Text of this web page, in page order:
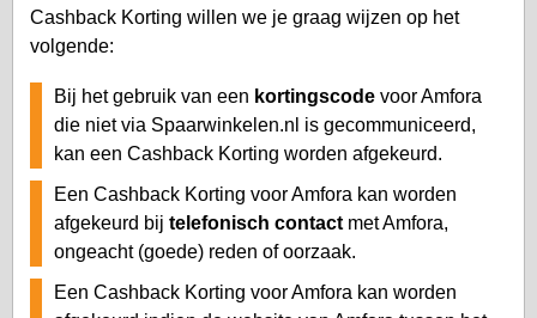
Cashback Korting willen we je graag wijzen op het
volgende:
Bij het gebruik van een kortingscode voor Amfora
die niet via Spaarwinkelen.nl is gecommuniceerd,
kan een Cashback Korting worden afgekeurd.
Een Cashback Korting voor Amfora kan worden
afgekeurd bij telefonisch contact met Amfora,
ongeacht (goede) reden of oorzaak.
Een Cashback Korting voor Amfora kan worden